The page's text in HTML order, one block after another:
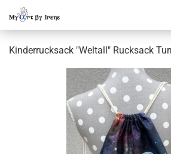
Kinderrucksack "Weltall" Rucksack